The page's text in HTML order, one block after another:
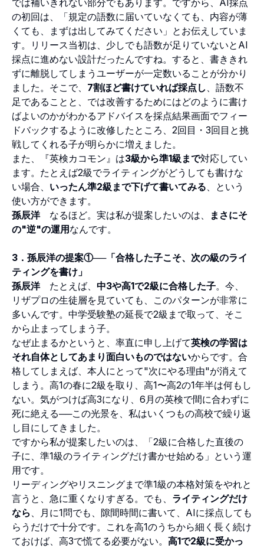
の初回は、「規定の語数に届いていなくても、内容が薄
くても、まずは出してみてください」とお伝えしていま
す。リリース当初は、少しでも語数が足りていないとAI
採点に進めない設計だったんですね。すると、書ききれ
ずに離脱してしまうユーザーが一定数いることが分かり
ました。そこで、 7割ほど書けていれば採点し 、語数不
足であることと、では改善するためにはどのように書け
ばよいのかがわかるアドバイスを採点結果画面でフィー
ドバックするように改修したところ、2回目・3回目と挑
戦してくれる子が明らかに増えました。
また、『英検カコモン』は3級から準1級まで対応してい
ます。たとえば2級でライティングがどうしても書けな
い場合、 いったん準2級まで下げて書いてみる 、という
使い方ができます。
孫辰洋なるほど。実は私が提案したいのは、
まさにそ
の"逆"の運用なんです。
3．孫辰洋の提案①──「合格した子こそ、次の級のライ
ティングを書け」
孫辰洋たとえば、 中3や高1で2級に合格した子。今、
リザプロの生徒層を見ていても、このパターンが非常に
多いんです。中学受験塾の延長で2級まで取って、そこ
から止まってしまう子。
なぜ止まるかというと、率直に申し上げて英検の学習は
それ自体としてあまり面白いものではないからです。合
格してしまえば、本人にとって"次にやる理由"が消えて
しまう。高1の春に2級を取り、高1〜高2の1年半は何もし
ない。気がつけば高3になり、6月の英検で間に合わずに
死に絶える──この光景を、私はいくつもの高校で繰り返
し目にしてきました。
ですから私が提案したいのは、「2級に合格した直後の
子に、準1級のライティングだけ書かせ始める」という運
用です。
リーディングやリスニングまで準1級の本格対策をやれと
言うと、急に重くなりすぎる。でも、 ライティングだけ
なら 、月に1問でも、隙間時間に書いて、AIに採点しても
らうだけで十分です。これを高1のうちから細く長く続け
ておけば、高3で慌てる必要がない。 高1で2級に受かっ